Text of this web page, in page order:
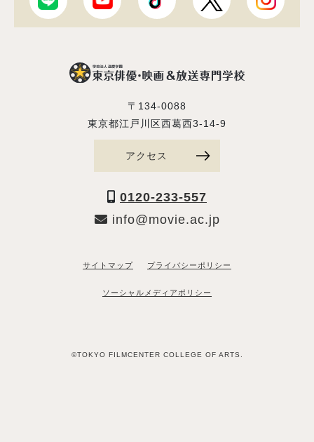
〒134-0088
東京都江戸川区西葛西3-14-9
アクセス
0120-233-557
info@movie.ac.jp
サイトマップ プライバシーポリシー
ソーシャルメディアポリシー
©TOKYO FILMCENTER COLLEGE OF ARTS.